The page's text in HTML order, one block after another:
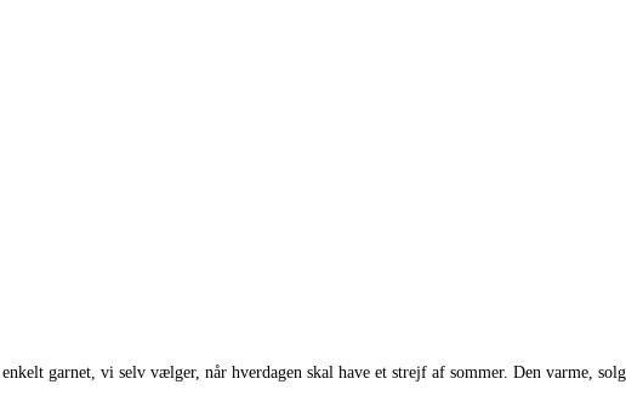
garnet, vi selv vælger, når hverdagen skal have et strejf af sommer. Den varme,